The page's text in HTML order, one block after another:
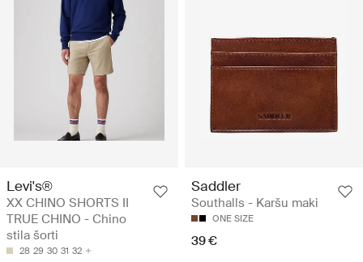
Levi's®
XX CHINO SHORTS II
TRUE CHINO - Chino
stila šorti
28 29 30 31 32
Saddler
Southalls - Karšu maki
ONE SIZE
39 €